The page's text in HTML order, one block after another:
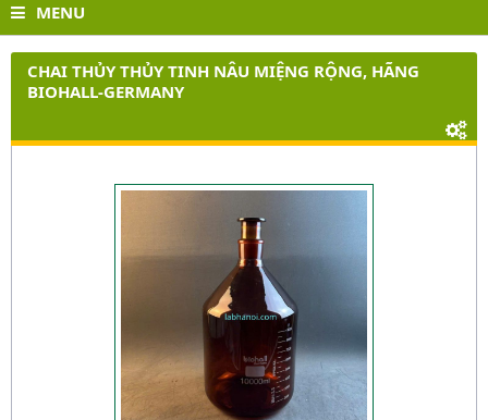
MENU
CHAI THỦY THỦY TINH NÂU MIỆNG RỘNG, HÃNG
BIOHALL-GERMANY